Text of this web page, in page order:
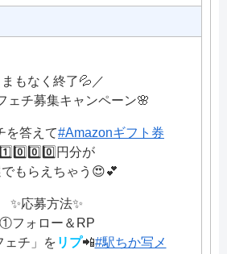
まもなく終了💦／
ェチ募集キャンペーン🌸
を答えて#Amazonギフト券
1️⃣0️⃣0️⃣0️⃣円分が
もらえちゃう😍💕
✨応募方法✨
①フォロー＆RP
チ」を リプ📲#駅ちか写メ